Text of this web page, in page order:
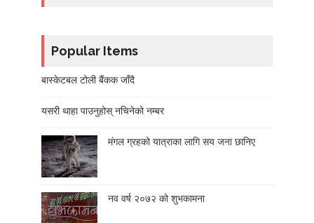
Popular Items
बास्केटबल टोली बैंकक जाँदै
यसरी थाहा पाउनुहोस् नचिनेको नम्बर
मंगल ग्रहको यात्राका लागि सय जना छानिए
नव वर्ष २०७२ को शुभकामना